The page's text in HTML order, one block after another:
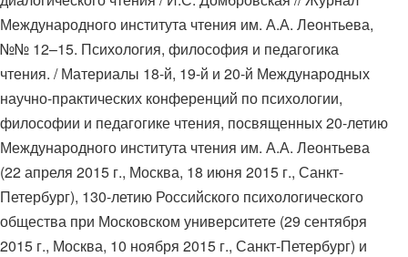
Международного института чтения им. А.А. Леонтьева,
№№ 12–15. Психология, философия и педагогика
чтения. / Материалы 18-й, 19-й и 20-й Международных
научно-практических конференций по психологии,
философии и педагогике чтения, посвященных 20-летию
Международного института чтения им. А.А. Леонтьева
(22 апреля 2015 г., Москва, 18 июня 2015 г., Санкт-
Петербург), 130-летию Российского психологического
общества при Московском университете (29 сентября
2015 г., Москва, 10 ноября 2015 г., Санкт-Петербург) и